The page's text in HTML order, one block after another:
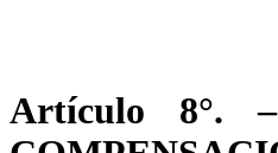
Artículo 8°.